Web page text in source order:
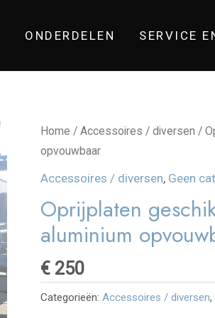
ONDERDELEN SERVICE
Home /Accessoires / diversen /
opvouwbaar
Accessoires / diversen, Geen
Oprijplaten
aluminium
€ 250
Categorieën:Accessoires / diversen,